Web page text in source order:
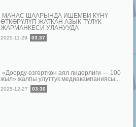
МАНАС ШААРЫНДА ИШЕМБИ КҮНҮ
ӨТКӨРҮЛҮП ЖАТКАН АЗЫК-ТҮЛҮК
ЖАРМАНКЕСИ УЛАНУУДА
2025-11-29 03:37
«Доорду өзгөрткөн аял лидерлиги — 100
жыл» жалпы улуттук медиакампаниясы...
2025-12-27 03:30